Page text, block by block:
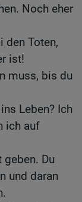
Noch eher
den Toten,
ist!
muss, bis du
Leben? Ich
ich auf
Du
und daran